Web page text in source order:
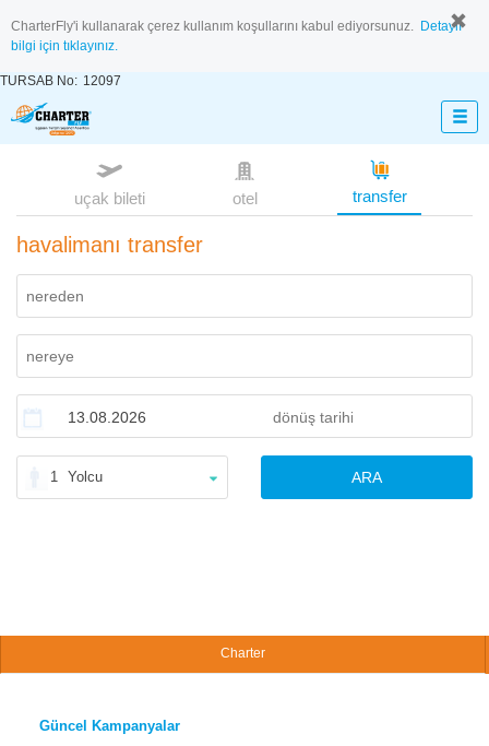
CharterFly'i kullanarak çerez kullanım koşullarını kabul ediyorsunuz. Detaylı
bilgi için tıklayınız.
TURSAB No: 12097
uçak bileti otel transfer
havalimanı transfer
1 Yolcu ARA
Charter
Güncel Kampanyalar